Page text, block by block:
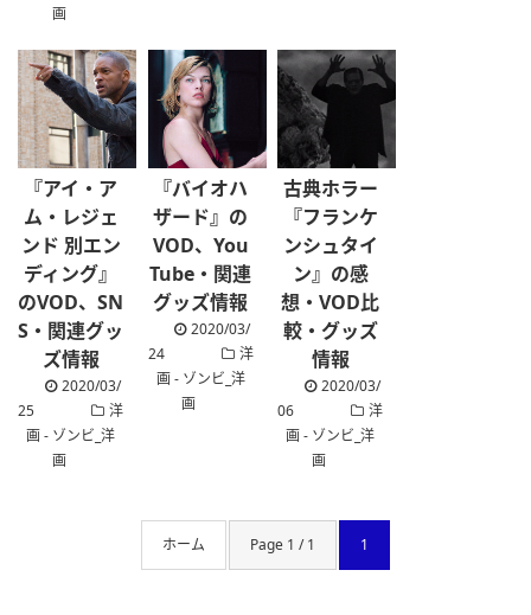
画
『アイ・ア
ム・レジェ
ンド 別エン
ディング』
のVOD、SN
S・関連グッ
ズ情報
2020/03/
25
洋
画 - ゾンビ_洋
画
『バイオハ
ザード』の
VOD、You
Tube・関連
グッズ情報
2020/03/
24
洋
画 - ゾンビ_洋
画
古典ホラー
『フランケ
ンシュタイ
ン』の感
想・VOD比
較・グッズ
情報
2020/03/
06
洋
画 - ゾンビ_洋
画
ホーム Page 1 / 1 1